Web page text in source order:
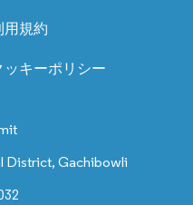
用規約
ッキーポリシー
District, Gachibowli